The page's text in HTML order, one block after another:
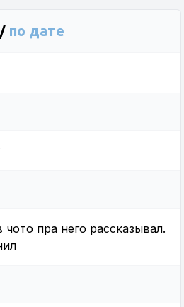
по дате
чото пра него рассказывал.